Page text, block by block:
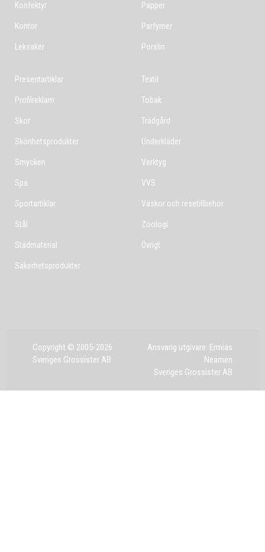
Konfektyr
Kontor
Leksaker
Papper
Parfymer
Porslin
Presentartiklar
Profilreklam
Skor
Skönhetsprodukter
Smycken
Spa
Sportartiklar
Stål
Städmaterial
Säkerhetsprodukter
Textil
Tobak
Trädgård
Underkläder
Verktyg
VVS
Väskor och resetillbehör
Zoologi
Övrigt
Copyright © 2005-2026
Sveriges Grossister AB
Ansvarig utgivare: Ermias
Neamen
Sveriges Grossister AB